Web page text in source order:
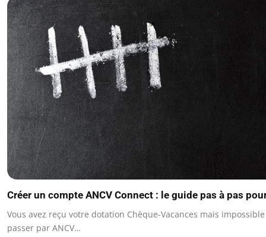
Créer un compte ANCV Connect : le guide pas à pas
Vous avez reçu votre dotation Chèque-Vacances mais
passer par ANCV…